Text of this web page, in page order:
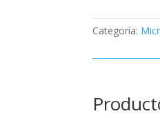
Categoría: